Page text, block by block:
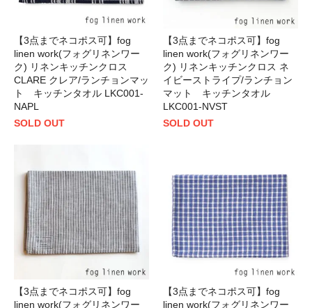
【3点までネコポス可】fog
linen work(フォグリネンワー
ク) リネンキッチンクロス
CLARE クレア/ランチョンマッ
ト キッチンタオル LKC001-
NAPL
SOLD OUT
【3点までネコポス可】fog
linen work(フォグリネンワー
ク) リネンキッチンクロス ネ
イビーストライプ/ランチョン
マット キッチンタオル
LKC001-NVST
SOLD OUT
【3点までネコポス可】fog
linen work(フォグリネンワー
【3点までネコポス可】fog
linen work(フォグリネンワー